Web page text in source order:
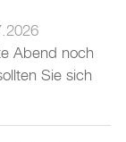
Abend noch
Sie sich